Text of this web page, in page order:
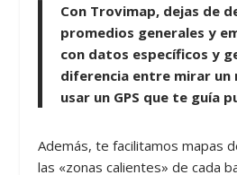
Con Trovimap, dejas de
promedios generales y
con datos específicos y
diferencia entre mirar un
usar un GPS que te guía
Además, te facilitamos mapas
las «zonas calientes» de cada